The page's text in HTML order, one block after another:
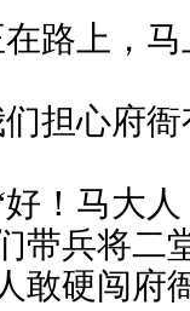
路上，马
担心府衙
！马大
带兵将二
敢硬闯府